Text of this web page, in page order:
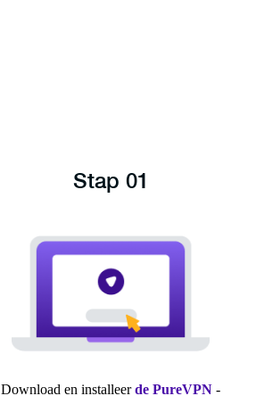
Stap 01
Download en installeerde PureVPN-